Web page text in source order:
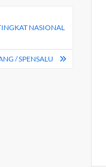
NASIONAL
/ SPENSALU